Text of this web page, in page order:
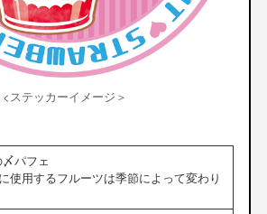
<ステッカーイメージ＞
パフェ
使用するフルーツは季節によって変わり